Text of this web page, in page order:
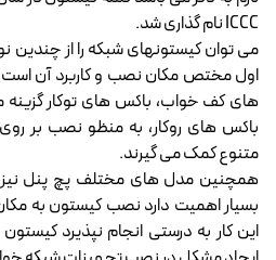
ICCC نام گذاری شد.
می توان کیستونهای شبکه را از چندین
اول مختص مکان نصب و کاربرد آن است.
های کف خواب، باکس های توکار
باکس های روکار، به منظو نصب بر
متنوع کمک می گیرند.
همچنین مدل های مختلف پچ پنل
بسیار اهمیت دارد نصب کیستون به
این کار به درستی انجام نپذیرد